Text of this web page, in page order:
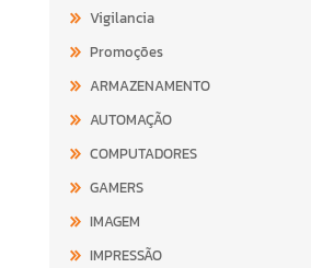
Vigilancia
Promoções
ARMAZENAMENTO
AUTOMAÇÃO
COMPUTADORES
GAMERS
IMAGEM
IMPRESSÃO